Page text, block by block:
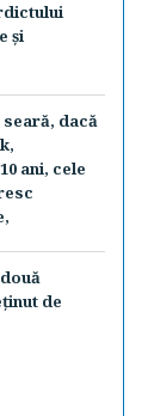
şi
dacă
ani, cele
de